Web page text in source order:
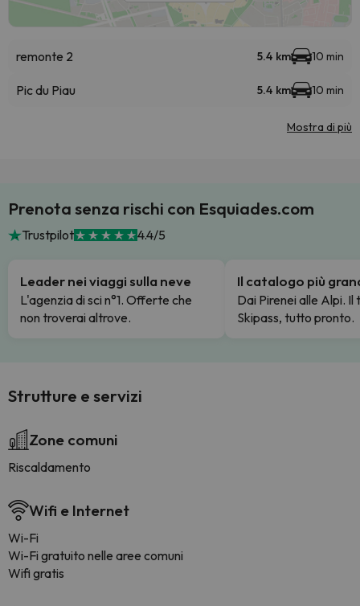
remonte 2 5.4 km 10 min
Pic du Piau 5.4 km 10 min
Mostra di più
Prenota senza rischi con Esquiades.com
Trustpilot 4.4/5
Leader nei viaggi sulla neve
L'agenzia di sci n°1. Offerte che
non troverai altrove.
Il catalogo più
Dai Pirenei alle Alpi. Il
Skipass, tutto pronto.
Strutture e servizi
Zone comuni
Riscaldamento
Wifi e Internet
Wi-Fi
Wi-Fi gratuito nelle aree comuni
Wifi gratis